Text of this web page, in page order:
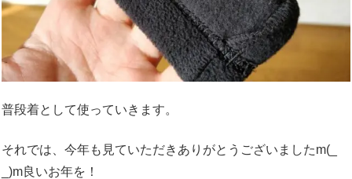
普段着として使っていきます。
それでは、今年も見ていただきありがとうございましたm(_
_)m良いお年を！